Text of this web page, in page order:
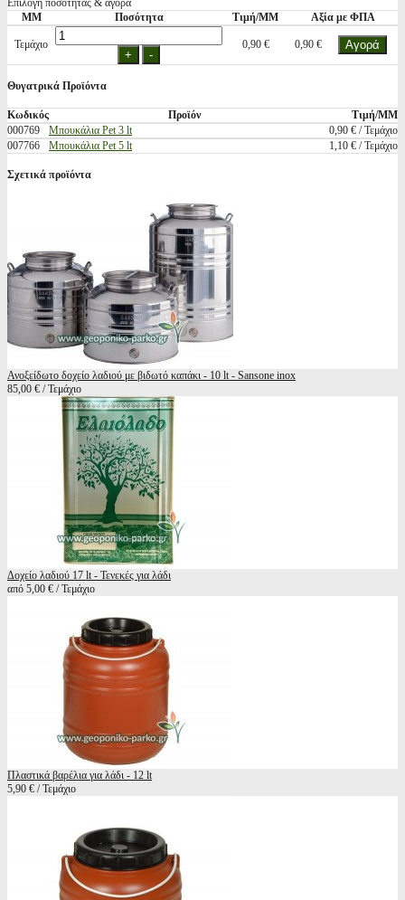
Επιλογή ποσότητας & αγορά
ΜΜ
Ποσότητα Τιμή/ΜΜ Αξία με ΦΠΑ
Τεμάχιο 0,90 € 0,90 €
Θυγατρικά Προϊόντα
Κωδικός Προϊόν
Τιμή/ΜΜ
000769
Μπουκάλια Pet 3 lt
0,90 € / Τεμάχιο
007766
Μπουκάλια Pet 5 lt 1,10 € / Τεμάχιο
Σχετικά προϊόντα
Ανοξείδωτο δοχείο λαδιού με βιδωτό καπάκι - 10 lt - Sansone inox
85,00 € / Τεμάχιο
Δοχείο λαδιού 17 lt - Τενεκές για λάδι
από 5,00 € / Τεμάχιο
Πλαστικά βαρέλια για λάδι - 12 lt
5,90 € / Τεμάχιο